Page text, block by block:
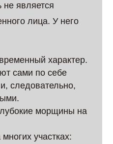
не является
лица. У него
характер.
сами по себе
следовательно,
морщины на
участках: